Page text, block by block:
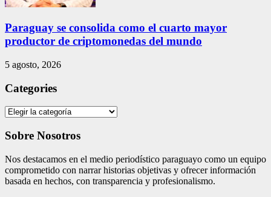
Paraguay se consolida como el cuarto mayor
productor de criptomonedas del mundo
5 agosto, 2026
Categories
Categories
Sobre Nosotros
Nos destacamos en el medio periodístico paraguayo como un equipo
comprometido con narrar historias objetivas y ofrecer información
basada en hechos, con transparencia y profesionalismo.